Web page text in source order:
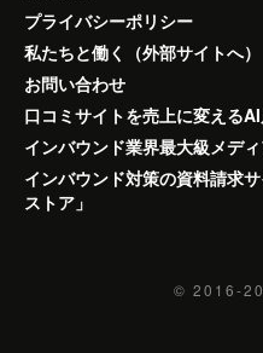
プライバシーポリシー
私たちと働く（外部サイトへ）
お問い合わせ
口コミサイトを売上に変える
インバウンド業界最大級メディ
インバウンド対策の資料請求
ストア」
© 2016-